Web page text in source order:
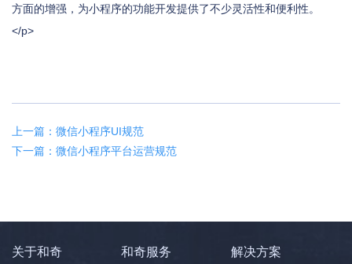
方面的增强，为小程序的功能开发提供了不少灵活性和便利性。
</p>
上一篇：微信小程序UI规范
下一篇：微信小程序平台运营规范
关于和奇 和奇服务 解决方案